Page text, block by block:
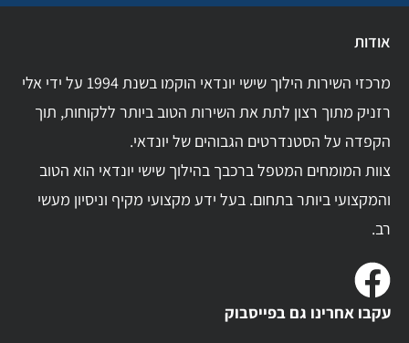
אודות
מרכזי השירות הילוך שישי יונדאי הוקמו בשנת 1994 על ידי אלי
רזניק מתוך רצון לתת את השירות הטוב ביותר ללקוחות, תוך
הקפדה על הסטנדרטים הגבוהים של יונדאי.
צוות המומחים המטפל ברכבך בהילוך שישי יונדאי הוא הטוב
והמקצועי ביותר בתחום. בעל ידע מקצועי מקיף וניסיון מעשי
רב.
עקבו אחרינו גם בפייסבוק